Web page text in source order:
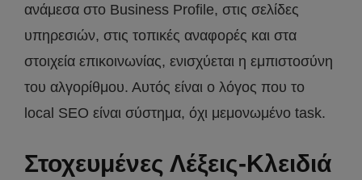
ανάμεσα στο Business Profile, στις σελίδες
υπηρεσιών, στις τοπικές αναφορές και στα
στοιχεία επικοινωνίας, ενισχύεται η εμπιστοσύνη
του αλγορίθμου. Αυτός είναι ο λόγος που το
local SEO είναι σύστημα, όχι μεμονωμένο task.
Στοχευμένες Λέξεις-Κλειδιά